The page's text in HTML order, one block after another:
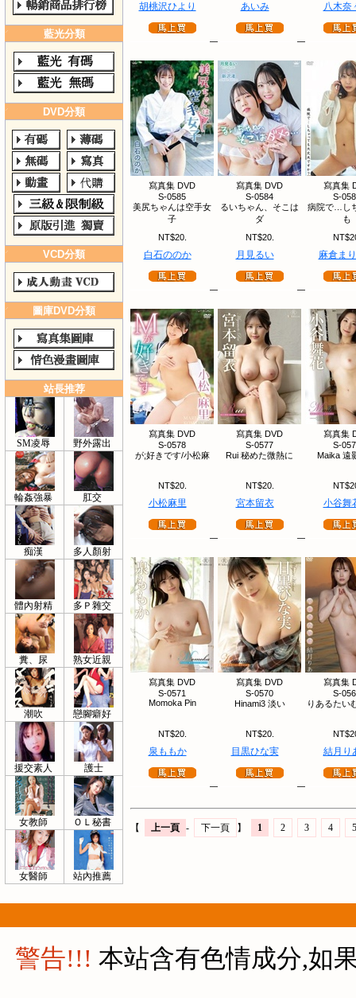
藍光分類
DVD分類
VCD分類
圖庫DVD分類
站長推荐
SM凌辱 野外露出
輪姦強暴 肛交
痴漢 多人顏射
體內射精 多Ｐ雜交
糞、尿 熟女近親
潮吹 戀腳癖好
援交素人 護士
女教師 ＯＬ秘書
女醫師 站內推薦
胡桃沢ひより あいみ 八木奈
寫真集 DVD
S-0585
美尻ちゃんは空手女
子
NT$20.
白石ののか
寫真集 DVD
S-0584
るいちゃん、そこは
ダ
NT$20.
月見るい
寫真集
S-
病院で…し
も
麻倉ま
寫真集 DVD
S-0578
が;好きです/小松麻
NT$20.
小松麻里
寫真集 DVD
S-0577
Rui 秘めた微熱に
NT$20.
宮本留衣
寫真集
S-
Maika 遠
小谷舞
寫真集 DVD
S-0571
Momoka Pin
NT$20.
泉ももか
寫真集 DVD
S-0570
Hinami3 淡い
NT$20.
目黒ひな実
寫真集
S-
りあるたい
結月り
【 上一頁 - 下一頁 】 1 2 3 4 5
警告!!! 本站含有色情成分,如